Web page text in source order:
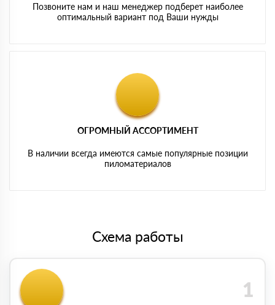
Позвоните нам и наш менеджер подберет наиболее
оптимальный вариант под Ваши нужды
ОГРОМНЫЙ АССОРТИМЕНТ
В наличии всегда имеются самые популярные позиции
пиломатериалов
Схема работы